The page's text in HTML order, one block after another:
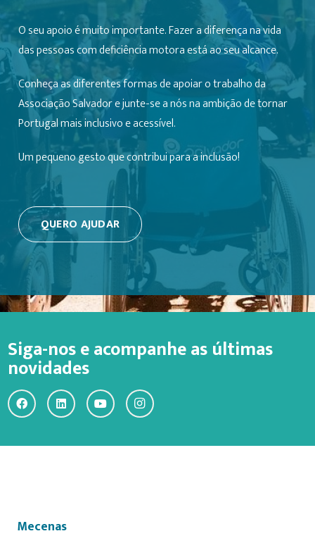
O seu apoio é muito importante. Fazer a diferença na vida
das pessoas com deficiência motora está ao seu alcance.
Conheça as diferentes formas de apoiar o trabalho da
Associação Salvador e junte-se a nós na ambição de tornar
Portugal mais inclusivo e acessível.
Um pequeno gesto que contribui para a inclusão!
QUERO AJUDAR
Siga-nos e acompanhe as últimas
novidades
Mecenas